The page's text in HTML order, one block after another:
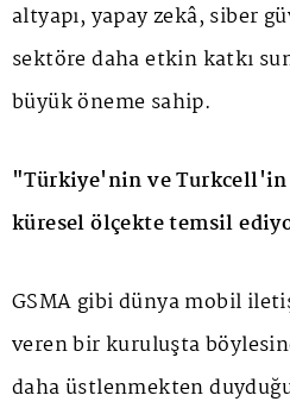
altyapı, yapay zekâ, siber
sektöre daha etkin katkı
büyük öneme sahip.
"Türkiye'nin ve
küresel ölçekte temsil
GSMA gibi dünya mobil
veren bir kuruluşta
daha üstlenmekten